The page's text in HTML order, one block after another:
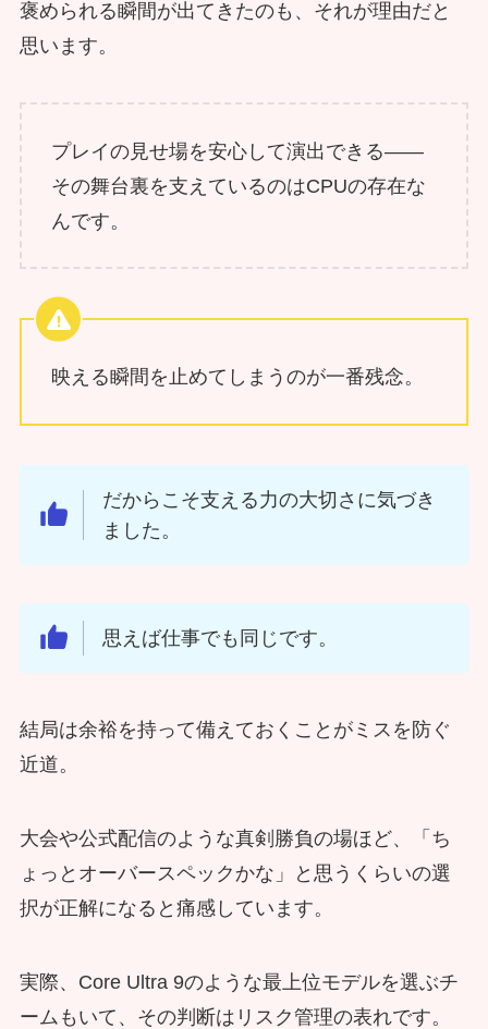
褒められる瞬間が出てきたのも、それが理由だと
思います。
プレイの見せ場を安心して演出できる――
その舞台裏を支えているのはCPUの存在な
んです。
映える瞬間を止めてしまうのが一番残念。
だからこそ支える力の大切さに気づき
ました。
思えば仕事でも同じです。
結局は余裕を持って備えておくことがミスを防ぐ
近道。
大会や公式配信のような真剣勝負の場ほど、「ち
ょっとオーバースペックかな」と思うくらいの選
択が正解になると痛感しています。
実際、Core Ultra 9のような最上位モデルを選ぶチ
ームもいて、その判断はリスク管理の表れです。